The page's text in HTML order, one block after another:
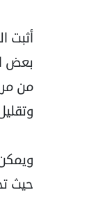
أثبت
بعض
من
حيث